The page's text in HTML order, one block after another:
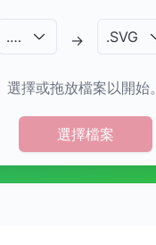
.… → .SVG
選擇或拖放檔案以開始。
選擇檔案